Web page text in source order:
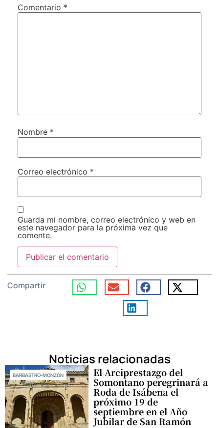
Comentario *
Nombre *
Correo electrónico *
Guarda mi nombre, correo electrónico y web en
este navegador para la próxima vez que
comente.
Compartir
Noticias relacionadas
BARBASTRO-MONZÓN El Arciprestazgo del
Somontano peregrinará a
Roda de Isábena el
próximo 19 de
septiembre en el Año
Jubilar de San Ramón